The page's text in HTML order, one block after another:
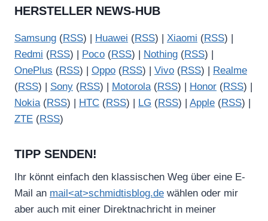
HERSTELLER NEWS-HUB
Samsung (RSS) | Huawei (RSS) | Xiaomi (RSS) |
Redmi (RSS) | Poco (RSS) | Nothing (RSS) |
OnePlus (RSS) | Oppo (RSS) | Vivo (RSS) |
Realme
(RSS) | Sony (RSS) | Motorola(RSS) | Honor (RSS) |
Nokia(RSS) | HTC (RSS) | LG (RSS) | Apple (RSS) |
ZTE (RSS)
TIPP SENDEN!
Ihr könnt einfach den klassischen Weg über eine E-
Mail an mail<at>schmidtisblog.de wählen oder mir
aber auch mit einer Direktnachricht in meiner